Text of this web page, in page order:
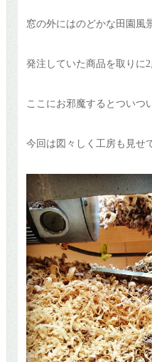
窓の外にはのどかな田園風
発注していた商品を取りに
ここにお邪魔するとついつ
今回は図々しく工房も見せ